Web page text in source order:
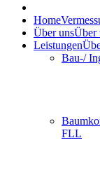
Home
Über unsÜber
Leistungen
Bau-/
FLL